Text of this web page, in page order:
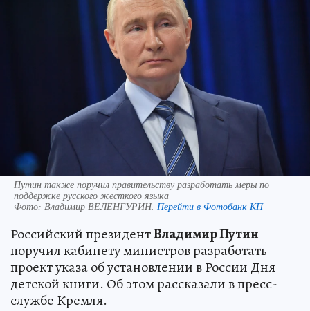
Путин также поручил правительству разработать меры по
поддержке русского жесткого языка
Фото: Владимир ВЕЛЕНГУРИН. Перейти в Фотобанк КП
Российский президентВладимир Путин
поручил кабинету министров разработать
проект указа об установлении в России Дня
детской книги. Об этом рассказали в пресс-
службе Кремля.